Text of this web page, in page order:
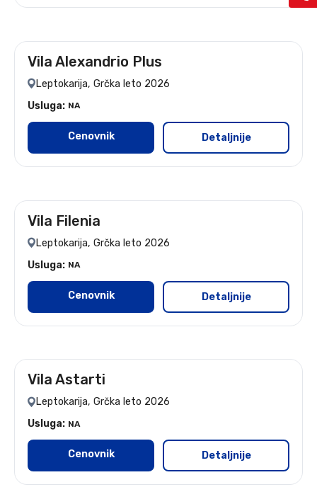
Vila Alexandrio Plus
Leptokarija, Grčka leto 2026
Usluga: NA
Cenovnik Detaljnije
Vila Filenia
Leptokarija, Grčka leto 2026
Usluga: NA
Cenovnik Detaljnije
Vila Astarti
Leptokarija, Grčka leto 2026
Usluga: NA
Cenovnik Detaljnije